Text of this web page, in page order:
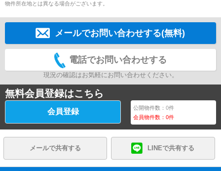
物件所在地とは異なる場合がございます。
メールでお問い合わせする(無料)
電話でお問い合わせする
現況の確認はお気軽にお問い合わせください。
無料会員登録はこちら
会員登録 公開物件数：0件
会員物件数：0件
メールで共有する LINEで共有する